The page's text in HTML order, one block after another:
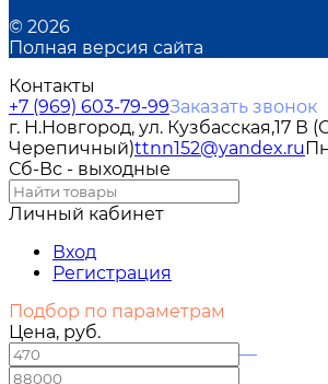
© 2026
Полная версия сайта
Контакты
+7 (969) 603-79-99Заказать звонок
г. Н.Новгород, ул. Кузбасская,17 В
Черепичный)ttnn152@yandex.ru
Сб-Вс - выходные
Личный кабинет
Вход
Регистрация
Подбор по параметрам
Цена, руб.
—